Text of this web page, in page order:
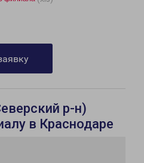
р-н)
в Краснодаре